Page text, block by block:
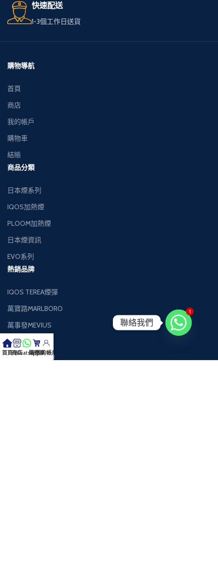
快速配送
1-3個工作日送貨
購物導航
首頁
商店
我的帳戶
購物車
結賬
商品分類
日本煙系列
IQOS加熱煙
PLOOM加熱煙
日本煙資訊
EVO系列
熱銷品牌
IQOS TEREA煙彈
萬寶路MARLBORO
萬事發MEVIUS
健牌KENT
Black Jack黑傑克
首頁商店
Whatsapp
購物車我的帳戶
1
聯絡我們